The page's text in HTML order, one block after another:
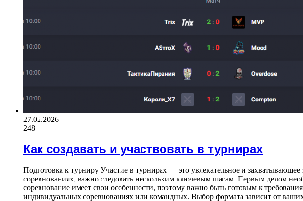
27.02.2026
248
Как создавать и участвовать в турнирах
Подготовка к турниру Участие в турнирах — это увлекательное и
соревнованиях, важно следовать нескольким ключевым шагам. Первым делом
соревнование имеет свои особенности, поэтому важно быть готовым к
индивидуальных соревнованиях или командных. Выбор формата зависит от